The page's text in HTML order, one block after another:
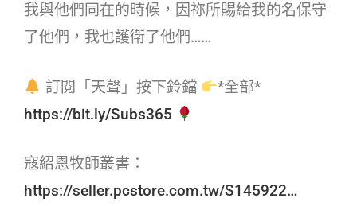
我與他們同在的時候，因祢所賜給我的名保守
了他們，我也護衛了他們……
訂閱「天聲」按下鈴鐺
*全部*
https://bit.ly/Subs365
寇紹恩牧師叢書：
https://seller.pcstore.com.tw/S145922…